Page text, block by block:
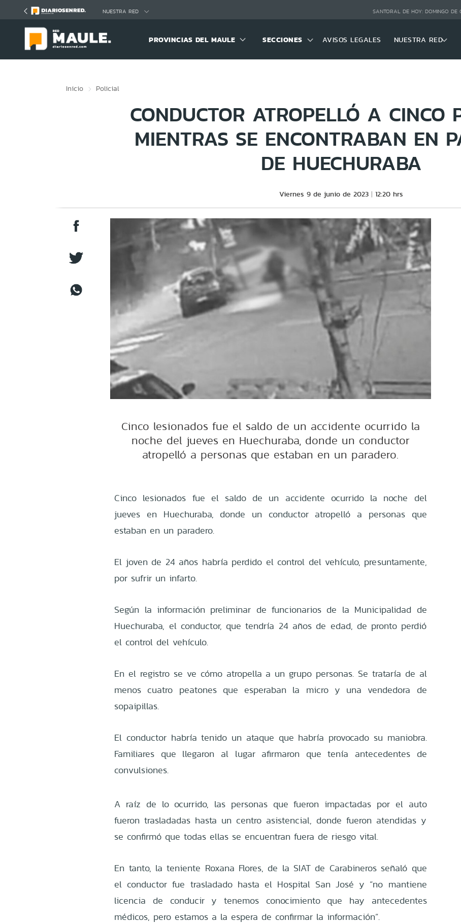
NUESTRA RED SANTORAL DE HOY: DOMINGO DE
PROVINCIAS DEL MAULE SECCIONES AVISOS LEGALES NUESTRA RED
Inicio Policial
CONDUCTOR ATROPELLÓ A CINCO
MIENTRAS SE ENCONTRABAN EN
DE HUECHURABA
Viernes 9 de junio de 2023 12:20 hrs
Cinco lesionados fue el saldo de un accidente ocurrido la
noche del jueves en Huechuraba, donde un conductor
atropelló a personas que estaban en un paradero.
Cinco lesionados fue el saldo de un accidente ocurrido la noche del
jueves en Huechuraba, donde un conductor atropelló a personas que
estaban en un paradero.
El joven de 24 años habría perdido el control del vehículo, presuntamente,
por sufrir un infarto.
Según la información preliminar de funcionarios de la Municipalidad de
Huechuraba, el conductor, que tendría 24 años de edad, de pronto perdió
el control del vehículo.
En el registro se ve cómo atropella a un grupo personas. Se trataría de al
menos cuatro peatones que esperaban la micro y una vendedora de
sopaipillas.
El conductor habría tenido un ataque que habría provocado su maniobra.
Familiares que llegaron al lugar afirmaron que tenía antecedentes de
convulsiones.
A raíz de lo ocurrido, las personas que fueron impactadas por el auto
fueron trasladadas hasta un centro asistencial, donde fueron atendidas y
se confirmó que todas ellas se encuentran fuera de riesgo vital.
En tanto, la teniente Roxana Flores, de la SIAT de Carabineros señaló que
el conductor fue trasladado hasta el Hospital San José y “no mantiene
licencia de conducir y tenemos conocimiento que hay antecedentes
médicos, pero estamos a la espera de confirmar la información”.